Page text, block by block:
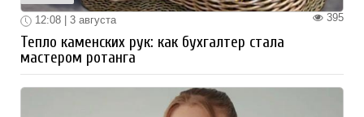
395
12:08 | 3 августа
Тепло каменских рук: как бухгалтер стала
мастером ротанга